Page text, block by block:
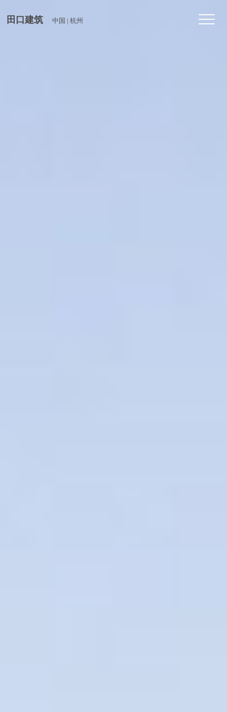
田口建筑 中国 | 杭州